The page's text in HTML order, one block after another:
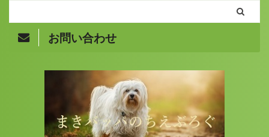
お問い合わせ
Copyright© まきバッパのちえぶろぐ , 2026 All Rights
Reserved.